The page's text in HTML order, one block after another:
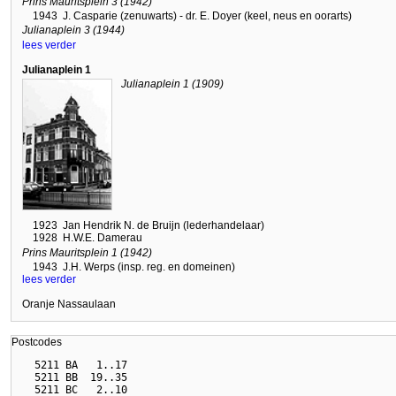
1943 J. Casparie (zenuwarts) - dr. E. Doyer (keel, neus en oorarts)
Julianaplein 3 (1944)
lees verder
Julianaplein 1
Julianaplein 1 (1909)
1923 Jan Hendrik N. de Bruijn (lederhandelaar)
1928 H.W.E. Damerau
Prins Mauritsplein 1 (1942)
1943 J.H. Werps (insp. reg. en domeinen)
lees verder
Oranje Nassaulaan
Postcodes
  5211 BA   1..17
  5211 BB  19..35